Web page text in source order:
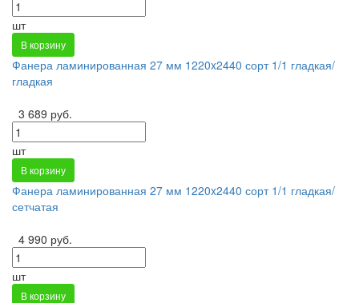
шт
В корзину
Фанера ламинированная 27 мм 1220x2440 сорт 1/1 гладкая/
гладкая
3 689 руб.
шт
В корзину
Фанера ламинированная 27 мм 1220x2440 сорт 1/1 гладкая/
сетчатая
4 990 руб.
шт
В корзину